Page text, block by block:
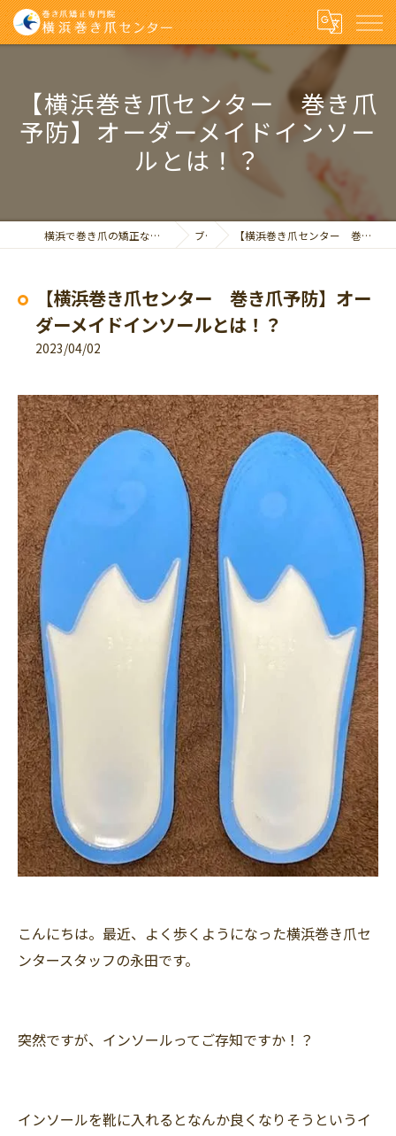
【横浜巻き爪センター 巻き爪
予防】オーダーメイドインソー
ルとは！？
横浜で巻き爪の矯正なら巻き爪矯正専門院 横浜巻き爪センター ブログ 【横浜巻き爪センター 巻き爪予防】オーダーメイドインソールとは！？
【横浜巻き爪センター 巻き爪予防】オー
ダーメイドインソールとは！？
2023/04/02
こんにちは。最近、よく歩くようになった横浜巻き爪セ
ンタースタッフの永田です。
突然ですが、インソールってご存知ですか！？
インソールを靴に入れるとなんか良くなりそうというイ